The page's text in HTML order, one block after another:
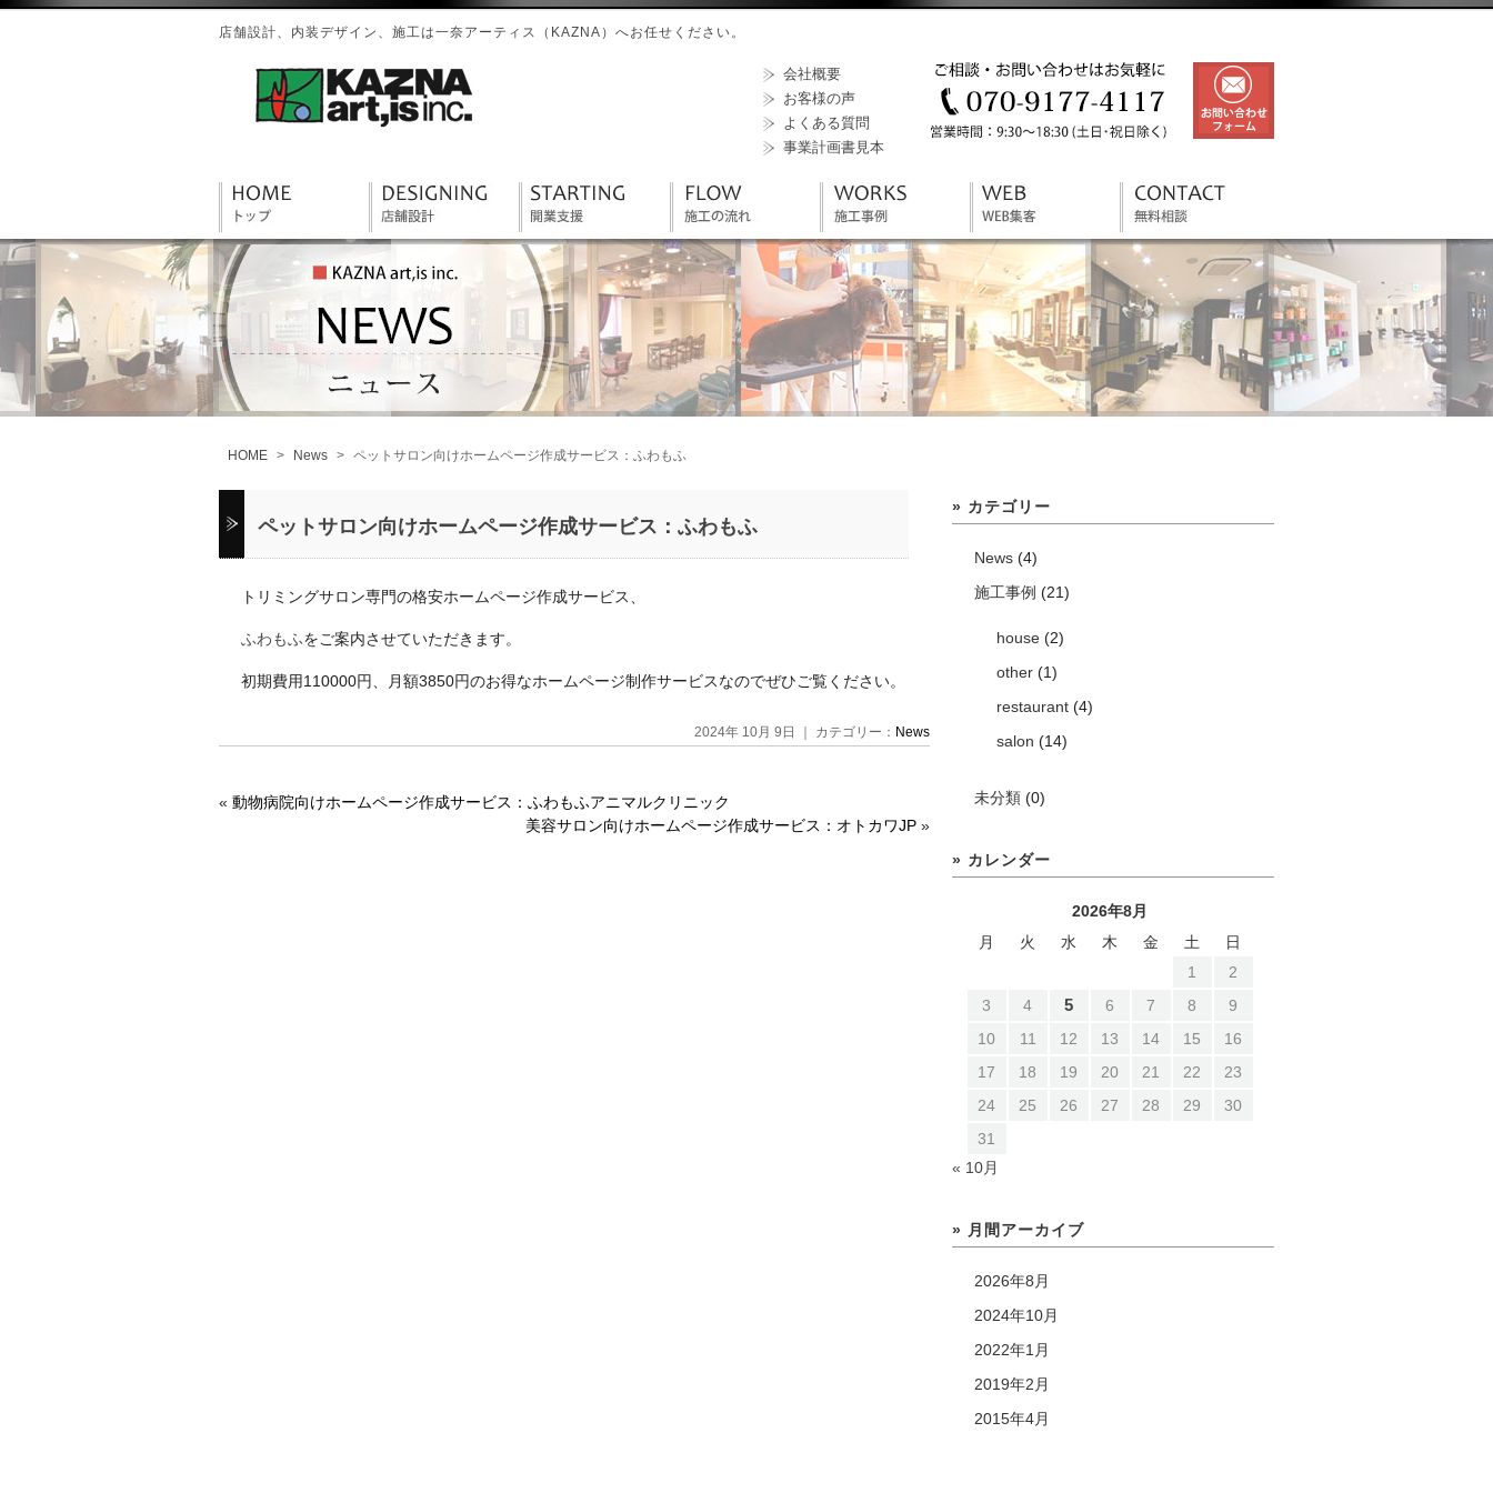
店舗設計、内装デザイン、施工は一奈アーティス（KAZNA）へお任せください。
会社概要
お客様の声
よくある質問
事業計画書見本
HOME > News > ペットサロン向けホームページ作成サービス：ふわもふ
ペットサロン向けホームページ作成サービス：ふわもふ
トリミングサロン専門の格安ホームページ作成サービス、
ふわもふをご案内させていただきます。
初期費用110000円、月額3850円のお得なホームページ制作サービスなのでぜひご覧ください。
2024年 10月 9日 ｜ カテゴリー： News
« 動物病院向けホームページ作成サービス：ふわもふアニマルクリニック
美容サロン向けホームページ作成サービス：オトカワJP »
» カテゴリー
News (4)
施工事例 (21)
house (2)
other (1)
restaurant (4)
salon (14)
未分類 (0)
» カレンダー
2026年8月
月
火 水 木 金 土
日
1
2
3
4 5 6 7 8
9
10
11 12 13 14 15
16
17
18 19 20 21 22
23
24
25 26 27 28 29
30
31
« 10月
» 月間アーカイブ
2026年8月
2024年10月
2022年1月
2019年2月
2015年4月